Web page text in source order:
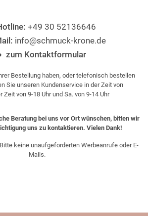
+49 30 52136646
info@schmuck-krone.de
zum Kontaktformular
Bestellung haben, oder telefonisch bestellen
Sie unseren Kundenservice in der Zeit von
Zeit von 9-18 Uhr und Sa. von 9-14 Uhr
Beratung bei uns vor Ort wünschen, bitten wir
uns zu kontaktieren. Vielen Dank!
keine unaufgeforderten Werbeanrufe oder E-
Mails.